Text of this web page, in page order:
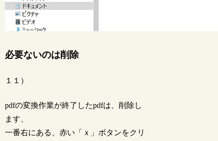
必要ないのは削除
１１）
pdfの変換作業が終了したpdfは、削除し
ます、
一番右にある、赤い「ｘ」ボタンをクリ